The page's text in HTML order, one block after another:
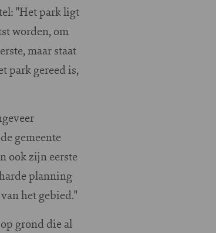
"Het park ligt
worden, om
maar staat
park gereed is,
gemeente
ook zijn eerste
planning
het gebied."
grond die al